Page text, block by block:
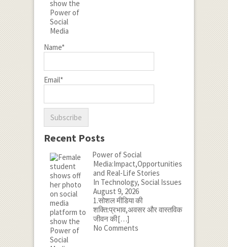
Name*
Email*
Recent Posts
Power of Social
Media:Impact,Opportunities
and Real-Life Stories
In Technology, Social Issues
August 9, 2026
1.सोशल मीडिया की
शक्ति:प्रभाव,अवसर और वास्तविक
जीवन की[…]
No Comments